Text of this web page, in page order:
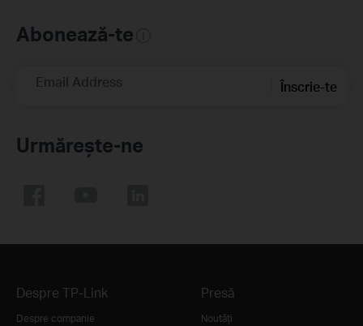
Abonează-te
Email Address Înscrie-te
Urmărește-ne
Despre TP-Link
Despre companie
Presă
Noutăţi